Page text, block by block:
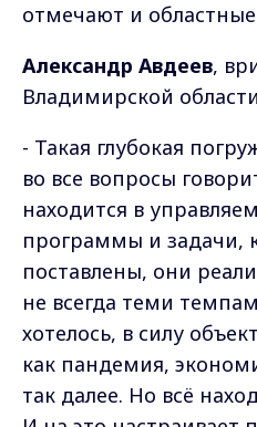
отмечают и
Александр Авдеев,
Владимирской
- Такая глубокая
во все вопросы
находится в
программы и задачи,
поставлены, они
не всегда теми
хотелось, в силу
как пандемия,
так далее. Но всё